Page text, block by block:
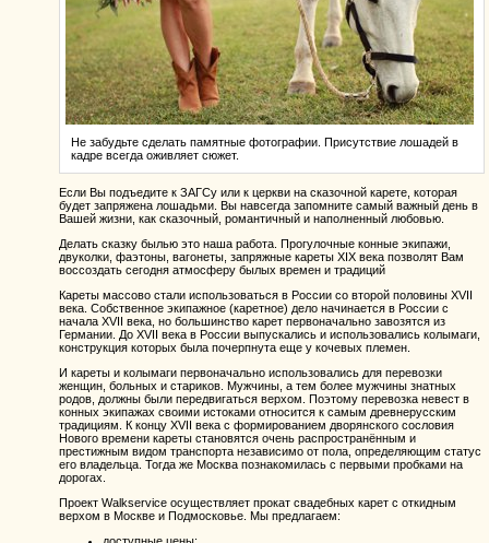
Не забудьте сделать памятные фотографии. Присутствие лошадей в
кадре всегда оживляет сюжет.
Если Вы подъедите к ЗАГСу или к церкви на сказочной карете, которая
будет запряжена лошадьми. Вы навсегда запомните самый важный день в
Вашей жизни, как сказочный, романтичный и наполненный любовью.
Делать сказку былью это наша работа. Прогулочные конные экипажи,
двуколки, фаэтоны, вагонеты, запряжные кареты XIX века позволят Вам
воссоздать сегодня атмосферу былых времен и традиций
Кареты массово стали использоваться в России со второй половины XVII
века. Собственное экипажное (каретное) дело начинается в России с
начала XVII века, но большинство карет первоначально завозятся из
Германии. До XVII века в России выпускались и использовались колымаги,
конструкция которых была почерпнута еще у кочевых племен.
И кареты и колымаги первоначально использовались для перевозки
женщин, больных и стариков. Мужчины, а тем более мужчины знатных
родов, должны были передвигаться верхом. Поэтому перевозка невест в
конных экипажах своими истоками относится к самым древнерусским
традициям. К концу XVII века с формированием дворянского сословия
Нового времени кареты становятся очень распространённым и
престижным видом транспорта независимо от пола, определяющим статус
его владельца. Тогда же Москва познакомилась с первыми пробками на
дорогах.
Проект Walkservice осуществляет прокат свадебных карет с откидным
верхом в Москве и Подмосковье. Мы предлагаем: